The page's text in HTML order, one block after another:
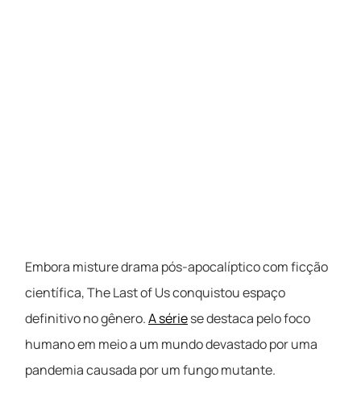
Embora misture drama pós-apocalíptico com ficção
científica, The Last of Us conquistou espaço
definitivo no gênero.A sériese destaca pelo foco
humano em meio a um mundo devastado por uma
pandemia causada por um fungo mutante.